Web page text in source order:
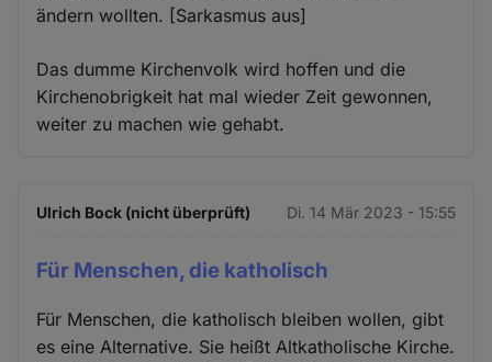
ändern wollten. [Sarkasmus aus]
Das dumme Kirchenvolk wird hoffen und die
Kirchenobrigkeit hat mal wieder Zeit gewonnen,
weiter zu machen wie gehabt.
Ulrich Bock (nicht überprüft) Di. 14 Mär 2023 - 15:55
Für Menschen, die katholisch
Für Menschen, die katholisch bleiben wollen, gibt
es eine Alternative. Sie heißt Altkatholische Kirche.